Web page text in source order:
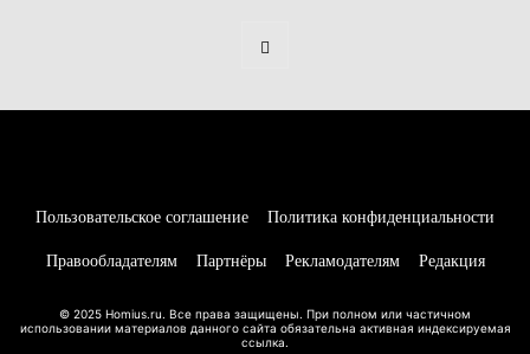
Пользовательское соглашение Политика конфиденциальности
Правообладателям Партнёры Рекламодателям Редакция
© 2025 Homius.ru. Все права защищены. При полном или частичном
использовании материалов данного сайта обязательна активная индексируемая
ссылка.